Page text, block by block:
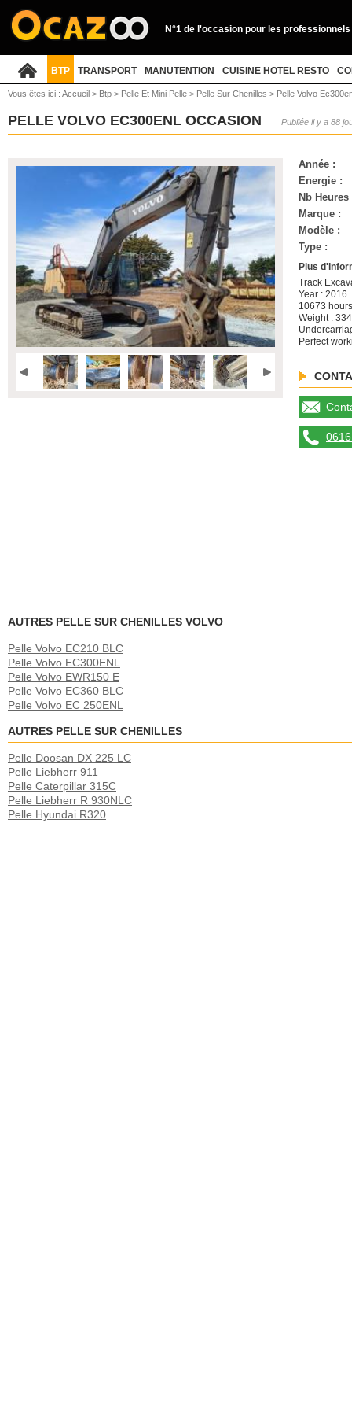
N°1 de l'occasion pour les professionnels
BTP TRANSPORT MANUTENTION CUISINE HOTEL RESTO
Vous êtes ici : Accueil > Btp > Pelle Et Mini Pelle > Pelle Sur Chenilles > Pelle Volvo
PELLE VOLVO EC300ENL OCCASION Publiée il y a 88
Année :
Energie :
Nb Heures
Marque :
Modèle :
Type :
Plus
Track
Year : 2016
10673 hours
Weight :
Perfect
AUTRES PELLE SUR CHENILLES VOLVO
Pelle Volvo EC210 BLC
Pelle Volvo EC300ENL
Pelle Volvo EWR150 E
Pelle Volvo EC360 BLC
Pelle Volvo EC 250ENL
AUTRES PELLE SUR CHENILLES
Pelle Doosan DX 225 LC
Pelle Liebherr 911
Pelle Caterpillar 315C
Pelle Liebherr R 930NLC
Pelle Hyundai R320